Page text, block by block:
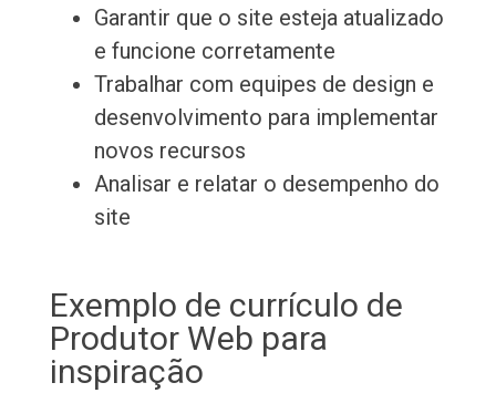
Garantir que o site esteja atualizado
e funcione corretamente
Trabalhar com equipes de design e
desenvolvimento para implementar
novos recursos
Analisar e relatar o desempenho do
site
Exemplo de currículo de
Produtor Web para
inspiração